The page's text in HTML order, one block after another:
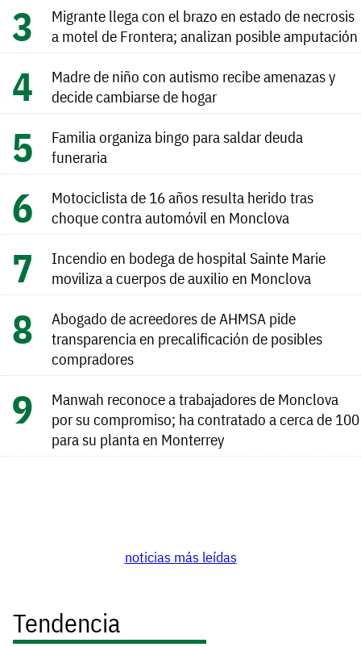
Migrante llega con el brazo en estado de necrosis
a motel de Frontera; analizan posible amputación
Madre de niño con autismo recibe amenazas y
decide cambiarse de hogar
Familia organiza bingo para saldar deuda
funeraria
Motociclista de 16 años resulta herido tras
choque contra automóvil en Monclova
Incendio en bodega de hospital Sainte Marie
moviliza a cuerpos de auxilio en Monclova
Abogado de acreedores de AHMSA pide
transparencia en precalificación de posibles
compradores
Manwah reconoce a trabajadores de Monclova
por su compromiso; ha contratado a cerca de 100
para su planta en Monterrey
noticias más leídas
Tendencia